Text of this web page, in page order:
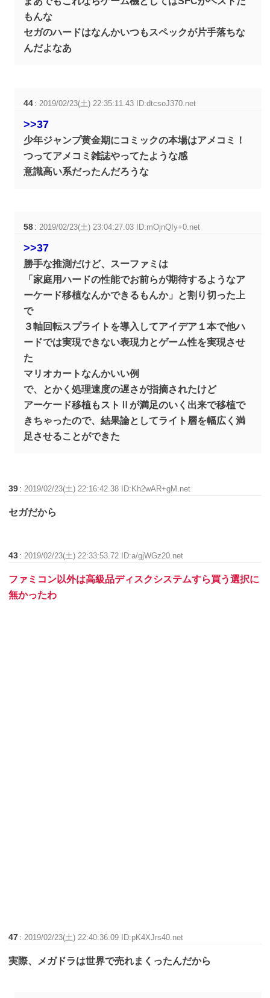
もんな
セガのハードはなんかいつもスペックが片手落ちな
んだよなあ
44 :2019/02/23(土) 22:35:11.43 ID:dtcsoJ370.net
>>37
少年ジャンプ黄金期にコミックの本場はアメコミ！
つってアメコミ雑誌やってたような感
意識高い系だったんだろうな
58 :2019/02/23(土) 23:04:27.03 ID:mOjnQIy+0.net
>>37
勝手な推測だけど、スーファミは
「家庭用ハードの性能でお前らが期待するようなア
ーケード移植なんかできるもんか」と割り切った上
で
３軸回転スプライトを導入してアイデア１本で他ハ
ードでは実現できない表現力とゲーム性を実現させ
た
マリオカートなんかいい例
で、とかく処理速度の遅さが指摘されたけど
アーケード移植もストⅡが満足のいく出来で移植で
きちゃったので、結果論としてライト層を幅広く満
足させることができた
39 :2019/02/23(土) 22:16:42.38 ID:Kh2wAR+gM.net
セガだから
43 :2019/02/23(土) 22:33:53.72 ID:a/gjWGz20.net
ファミコン以外は高級品ディスクシステムすら買う選択に
無かったわ
47 :2019/02/23(土) 22:40:36.09 ID:pK4XJrs40.net
実際、メガドラは世界で売れまくったんだから